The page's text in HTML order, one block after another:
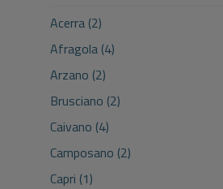
Acerra (2)
Afragola (4)
Arzano (2)
Brusciano (2)
Caivano (4)
Camposano (2)
Capri (1)